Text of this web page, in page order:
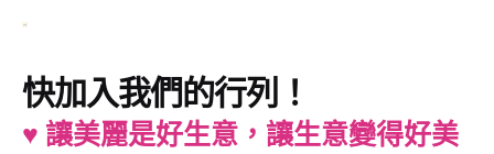
快加入我們的行列！​
♥︎ 讓美|